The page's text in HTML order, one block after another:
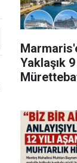
Yaklaşık